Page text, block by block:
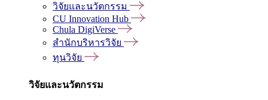
วิจัยและนวัตกรรม
CU Innovation Hub
Chula DigiVerse
สำนักบริหารวิจัย
ทุนวิจัย
วิจัยและนวัตกรรม